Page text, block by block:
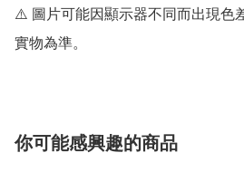
⚠️ 圖片可能因顯示器不同而出現色
實物為準。
你可能感興趣的商品